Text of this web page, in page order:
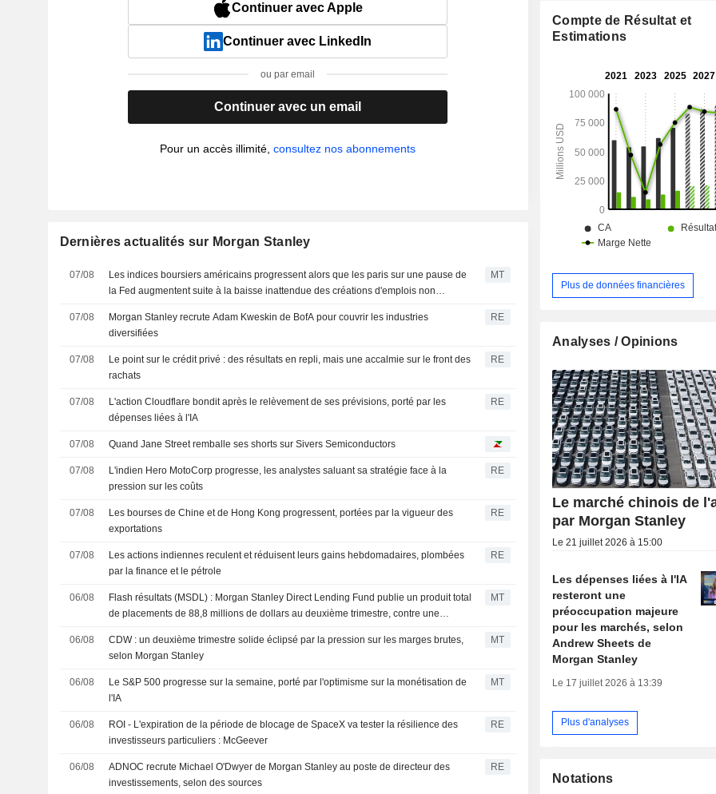
Continuer avec Apple
Continuer avec LinkedIn
ou par email
Continuer avec un email
Pour un accès illimité,consultez nos abonnements
Dernières actualités sur Morgan Stanley
07/08
Les indices boursiers américains progressent alors que les paris sur une pause de
la Fed augmentent suite à la baisse inattendue des créations d'emplois non
MT
07/08
Morgan Stanley recrute Adam Kweskin de BofA pour couvrir les industries
diversifiées
RE
07/08
Le point sur le crédit privé : des résultats en repli, mais une accalmie sur le front des
rachats
RE
07/08
L'action Cloudflare bondit après le relèvement de ses prévisions, porté par les
dépenses liées à l'IA
RE
07/08 Quand Jane Street remballe ses shorts sur Sivers Semiconductors
07/08
L'indien Hero MotoCorp progresse, les analystes saluant sa stratégie face à la
pression sur les coûts
RE
07/08
Les bourses de Chine et de Hong Kong progressent, portées par la vigueur des
exportations
RE
07/08
Les actions indiennes reculent et réduisent leurs gains hebdomadaires, plombées
par la finance et le pétrole
RE
06/08
Flash résultats (MSDL) : Morgan Stanley Direct Lending Fund publie un produit total
de placements de 88,8 millions de dollars au deuxième trimestre, contre une
MT
06/08
CDW : un deuxième trimestre solide éclipsé par la pression sur les marges brutes,
selon Morgan Stanley
MT
06/08
Le S&P 500 progresse sur la semaine, porté par l'optimisme sur la monétisation de
l'IA
MT
06/08
ROI - L'expiration de la période de blocage de SpaceX va tester la résilience des
investisseurs particuliers : McGeever
RE
06/08
ADNOC recrute Michael O'Dwyer de Morgan Stanley au poste de directeur des
investissements, selon des sources
RE
Compte de Résultat et
Estimations
Plus de données financières
Analyses / Opinions
Le marché chinois de
par Morgan Stanley
Le 21 juillet 2026 à 15:00
Les dépenses liées à l'IA
resteront une
préoccupation majeure
pour les marchés, selon
Andrew Sheets de
Morgan Stanley
Le 17 juillet 2026 à 13:39
Plus d'analyses
Notations